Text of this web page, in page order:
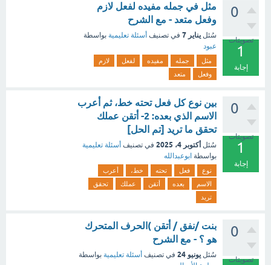
0
تصويتات
1
إجابة
مثل في جمله مفيده لفعل لازم
وفعل متعد - مع الشرح
سُئل يناير 7 في تصنيف أسئلة تعليمية بواسطة
عبود
مثل جمله مفيده لفعل
لازم
وفعل
متعد
0
تصويتات
1
إجابة
بين نوع كل فعل تحته خط، ثم أعرب
الاسم الذي بعده: 2- أتقن عملك
تحقق ما تريد [تم الحل]
سُئل أكتوبر 4، 2025 في تصنيف أسئلة تعليمية
بواسطة ابوعبدالله
نوع فعل تحته خط،
أعرب
الاسم
بعده أتقن عملك
تحقق
تريد
0
تصويتات
بنت /نفق / أتقن )الحرف المتحرك
هو ؟ - مع الشرح
سُئل يونيو 24 في تصنيف أسئلة تعليمية بواسطة